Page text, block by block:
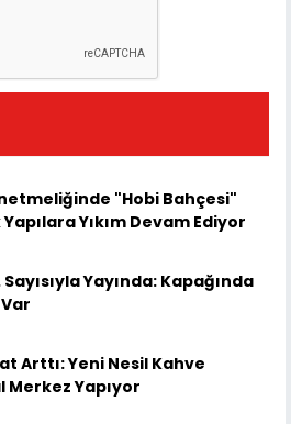
"Hobi Bahçesi"
Yıkım Devam Ediyor
Yayında: Kapağında
Arttı: Yeni Nesil Kahve
Merkez Yapıyor